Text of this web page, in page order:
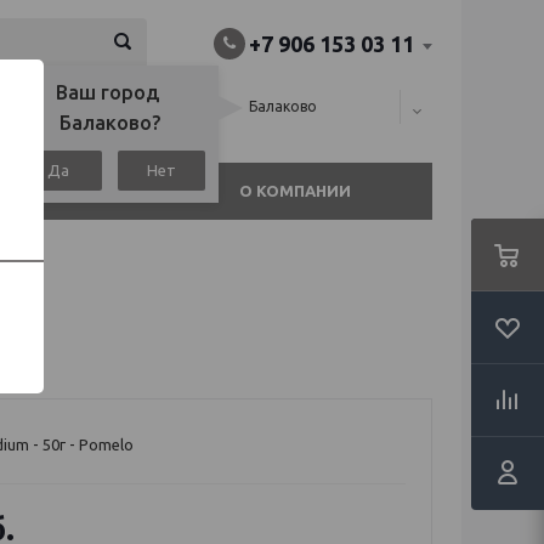
или
+7 906 153 03 11
Ваш город
Балаково?
Да Нет
Балаково
О КОМПАНИИ
- 50г - Pomelo